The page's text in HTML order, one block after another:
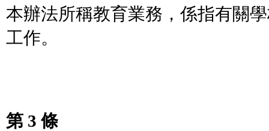
本辦法所稱教育業務，係指有關
工作。
第 3 條